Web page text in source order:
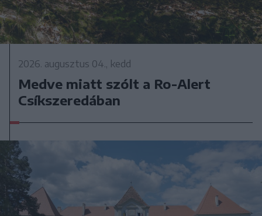
2026. augusztus 04., kedd
Medve miatt szólt a Ro-Alert
Csíkszeredában